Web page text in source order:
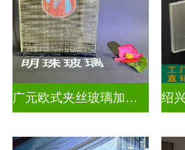
广元欧式夹丝玻璃加工店